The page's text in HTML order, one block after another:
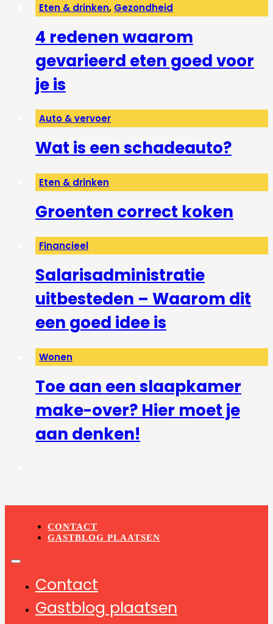
Eten & drinken, Gezondheid
4 redenen waarom
gevarieerd eten goed voor
je is
Auto & vervoer
Wat is een schadeauto?
Eten & drinken
Groenten correct koken
Financieel
Salarisadministratie
uitbesteden – Waarom dit
een goed idee is
Wonen
Toe aan een slaapkamer
make-over? Hier moet je
aan denken!
CONTACT
GASTBLOG PLAATSEN
Contact
Gastblog plaatsen